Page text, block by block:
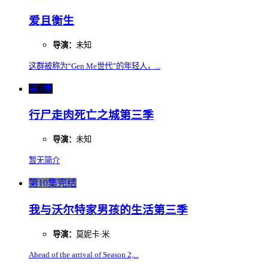
爱且衡生
导演： 未知
这群被称为“Gen Me世代”的年轻人，...
第3集
行尸走肉死亡之城第三季
导演： 未知
暂无简介
第10集完结
我与沃尔特家男孩的生活第三季
导演： 莫妮卡·米
Ahead of the arrival of Season 2,...